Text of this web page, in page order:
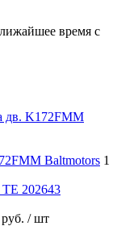
время с
Baltmotors 1
/ шт